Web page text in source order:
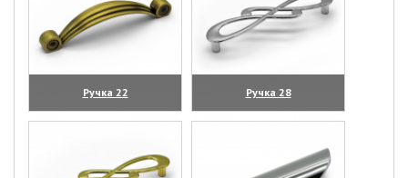
Ручка 22
(увеличить)
Ручка 28
(увеличить)